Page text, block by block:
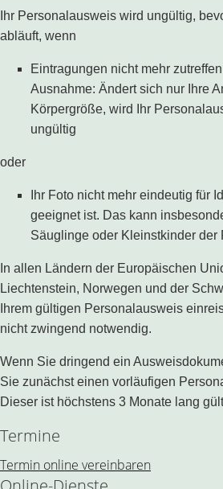
Ihr Personalausweis wird ungültig,
abläuft, wenn
Eintragungen nicht mehr zutreffen
Ausnahme: Ändert sich nur Ihre
Körpergröße, wird Ihr
ungültig
oder
Ihr Foto nicht mehr eindeutig für
geeignet ist. Das kann
Säuglinge oder Kleinstkinder der
In allen Ländern der Europäischen
Liechtenstein, Norwegen und der
Ihrem gültigen Personalausweis
nicht zwingend notwendig.
Wenn Sie dringend ein
Sie zunächst einen vorläufigen
Dieser ist höchstens 3 Monate lang
Termine
Termin online vereinbaren